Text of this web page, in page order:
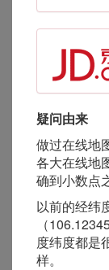
疑问由来
做过在线地
各大在线地
确到小数点
以前的经纬
（
度纬度都是
样。